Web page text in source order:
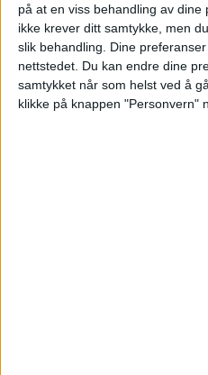
på at en viss behandling av
ikke krever ditt samtykke, men
slik behandling. Dine
nettstedet. Du kan endre dine
samtykket når som helst ved å
klikke på knappen "Personvern"